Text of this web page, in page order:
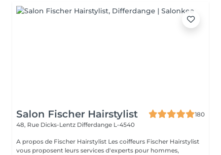
Salon Fischer Hairstylist
180
48, Rue Dicks-Lentz Differdange L-4540
A propos de Fischer Hairstylist Les coiffeurs Fischer Hairstylist
vous proposent leurs services d'experts pour hommes,